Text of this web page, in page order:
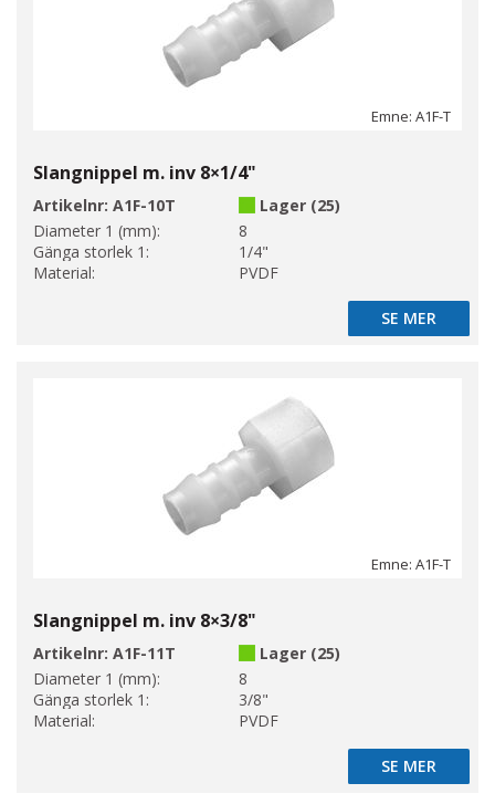
Emne: A1F-T
Slangnippel m. inv 8×1/4"
Artikelnr: A1F-10T
Lager (25)
Diameter 1 (mm):
8
Gänga storlek 1:
1/4"
Material:
PVDF
SE MER
SE MER
Emne: A1F-T
Slangnippel m. inv 8×3/8"
Artikelnr: A1F-11T
Lager (25)
Diameter 1 (mm):
8
Gänga storlek 1:
3/8"
Material:
PVDF
SE MER
SE MER